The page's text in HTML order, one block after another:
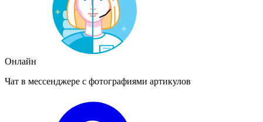
Онлайн
Чат в мессенджере с фотографиями артикулов